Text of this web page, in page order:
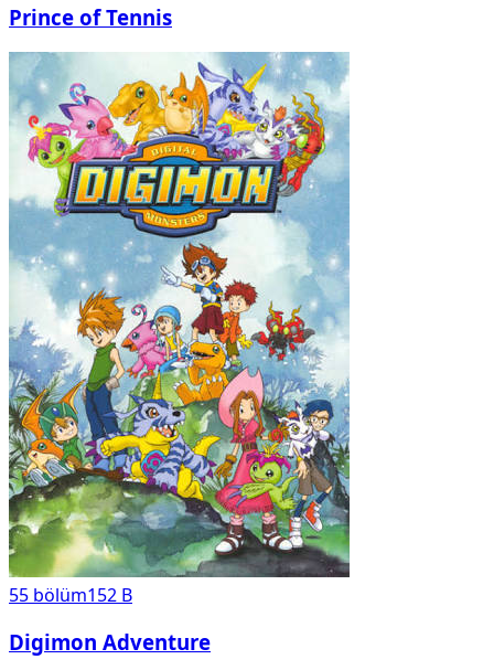
Prince of Tennis
55 bölüm152 B
Digimon Adventure